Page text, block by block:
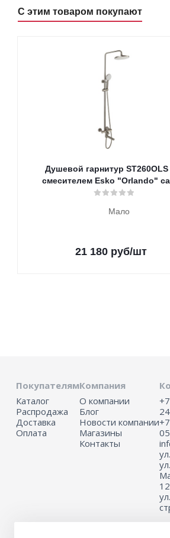
С этим товаром покупают
Душевой гарнитур ST260OLS
смесителем Esko "Orlando"
Мало
21 180руб/шт
Покупателям
Каталог
Распродажа
Доставка
Оплата
Компания
О компании
Блог
Новости компании
Магазины
Контакты
24
05
ул.